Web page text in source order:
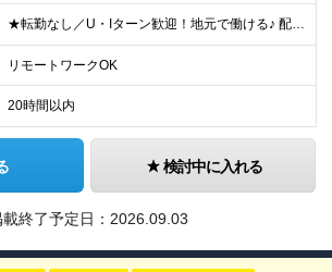
★転勤なし／U・Iターン歓迎！地元で働ける♪ 配属先：東京・神奈川・千葉・長野・石川・大阪・福岡・札幌・愛知・広島にある『NTTドコモ』グループ 《勤務地一覧》 ■東京 ・東京都新宿区新宿4-1-6
リモートワークOK
20時間以内
検討中に入れる
終了予定日： 2026.09.03